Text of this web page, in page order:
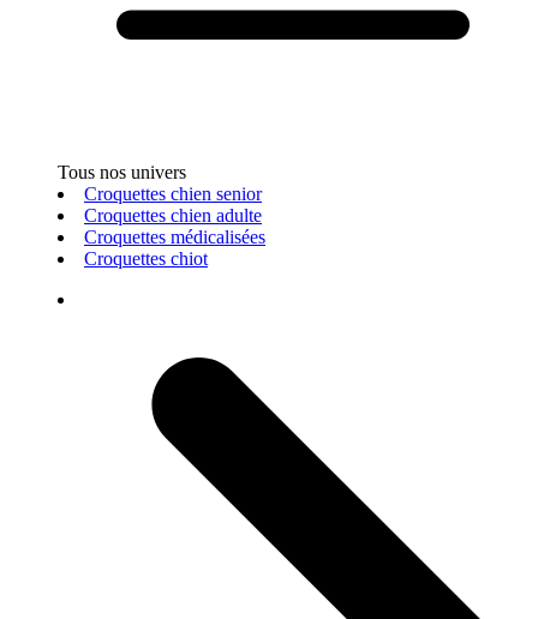
Tous nos univers
Croquettes chien senior
Croquettes chien adulte
Croquettes médicalisées
Croquettes chiot